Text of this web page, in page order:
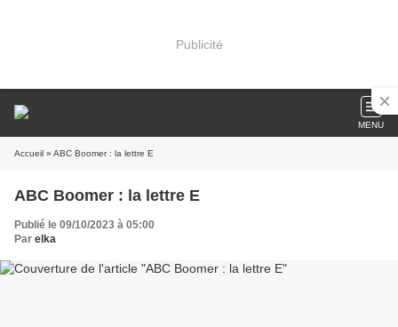
Publicité
MENU
Accueil » ABC Boomer : la lettre E
ABC Boomer : la lettre E
Publié le 09/10/2023 à 05:00
Par elka